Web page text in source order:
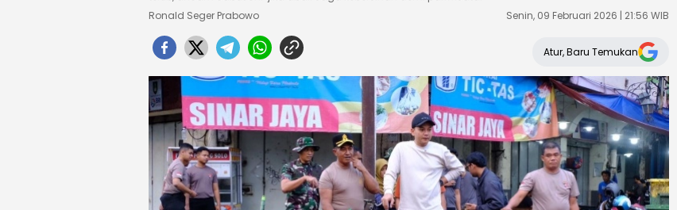
Ronald Seger Prabowo
Senin, 09 Februari 2026 | 21:56 WIB
Atur, Baru Temukan